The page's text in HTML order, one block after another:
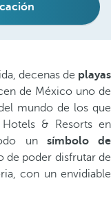
decenas de playas
de México uno de
mundo de los que
& Resorts en
un símbolo de
de poder disfrutar de
con un envidiable